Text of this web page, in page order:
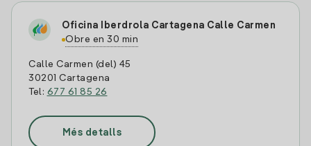
Oficina Iberdrola Cartagena Calle Carmen
Obre en 30 min
Calle Carmen (del) 45
30201 Cartagena
Tel: 677 61 85 26
Més detalls